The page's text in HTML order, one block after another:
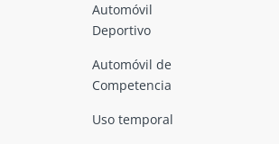
Automóvil
Deportivo
Automóvil de
Competencia
Uso temporal